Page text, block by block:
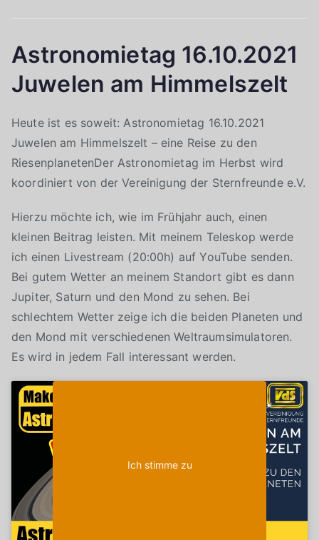
Astronomietag 16.10.2021
Juwelen am Himmelszelt
Heute ist es soweit: Astronomietag 16.10.2021
Juwelen am Himmelszelt – eine Reise zu den
RiesenplanetenDer Astronomietag im Herbst wird
koordiniert von der Vereinigung der Sternfreunde e.V.
Hierzu möchte ich, wie im Frühjahr auch, einen
kleinen Beitrag leisten. Mit meinem Teleskop werde
ich einen Livestream (20:00h) auf YouTube senden.
Bei gutem Wetter an meinem Standort gibt es dann
Jupiter, Saturn und den Mond zu sehen. Bei
schlechtem Wetter zeige ich die beiden Planeten und
den Mond mit verschiedenen Weltraumsimulatoren.
Es wird in jedem Fall interessant werden.
Ich stimme zu